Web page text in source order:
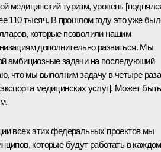
медицинский туризм, уровень
110 тысяч. В прошлом году это уже
которые позволили нашим
дополнительно развиться. Мы
амбициозные задачи на последующий
что мы выполним задачу в четыре раза
медицинских услуг]. Может
всех этих федеральных проектов мы
которые будут работать в каждом